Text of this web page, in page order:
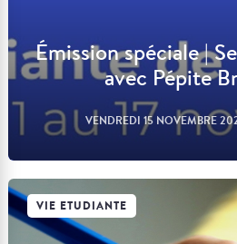
Émission spéciale |
avec Pépite
VENDREDI 15 NOVEMBRE
VIE ETUDIANTE